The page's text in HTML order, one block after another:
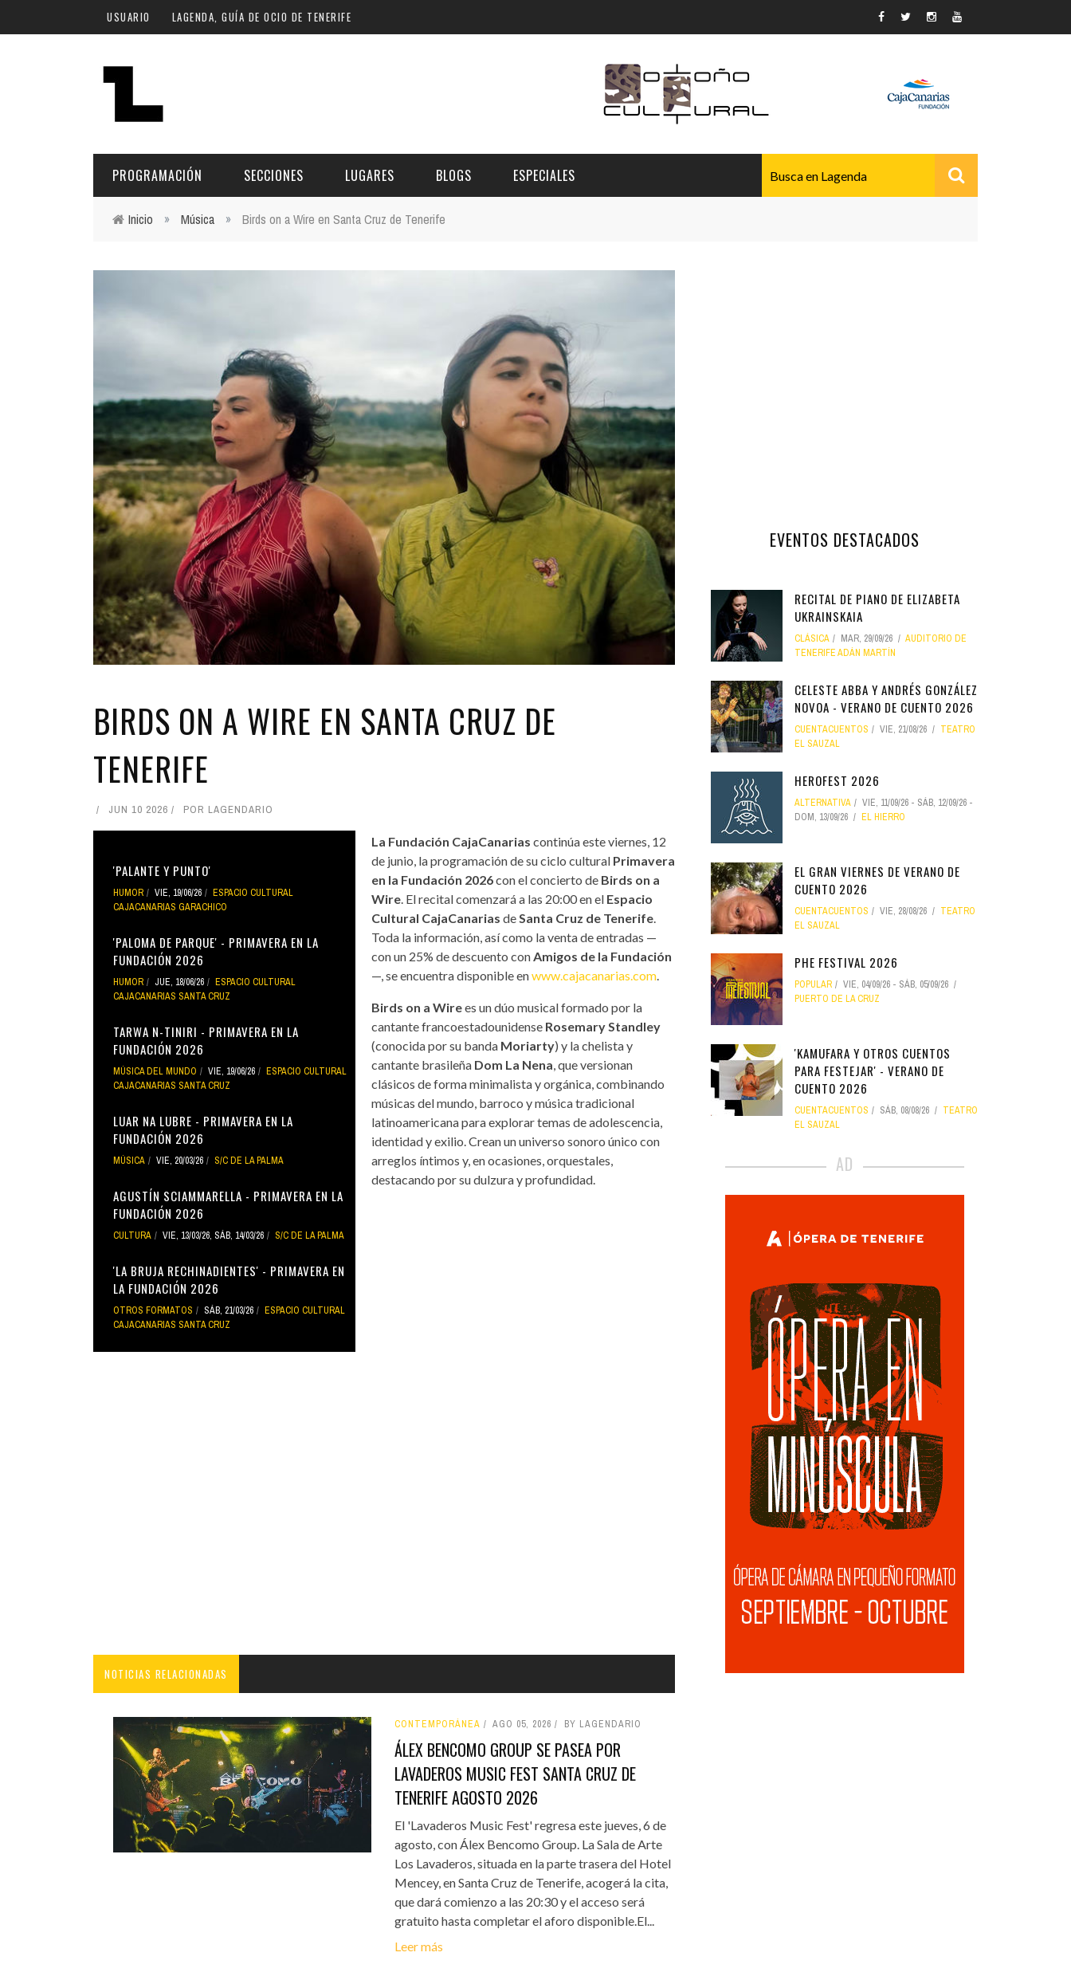
Pasar al contenido principal
USUARIO LAGENDA, GUÍA DE OCIO DE TENERIFE
PROGRAMACIÓN
Santa Cruz | La Laguna
Islas
Gastro
Infantil
Música
Escénicas
SECCIONES
INFANTIL
LUGARES
LOCALES CON ACTUACIONES
COMERCIO
GASTRO
FORMATIVO
BLOGS ESPECIALES
XXVII VERANO DE CUENTO
Inicio » Música » Birds on a Wire en Santa Cruz de Tenerife
BIRDS ON A WIRE EN SANTA CRUZ DE
TENERIFE
JUN 10 2026 POR LAGENDARIO
'PALANTE Y PUNTO'
HUMOR VIE, 19/06/26
ESPACIO CULTURAL
CAJACANARIAS GARACHICO
'PALOMA DE PARQUE' - PRIMAVERA EN LA
FUNDACIÓN 2026
HUMOR JUE, 18/06/26
ESPACIO CULTURAL
CAJACANARIAS SANTA CRUZ
TARWA N-TINIRI - PRIMAVERA EN LA
FUNDACIÓN 2026
MÚSICA DEL MUNDO VIE, 19/06/26
ESPACIO CULTURAL
CAJACANARIAS SANTA CRUZ
LUAR NA LUBRE - PRIMAVERA EN LA
FUNDACIÓN 2026
MÚSICA VIE, 20/03/26 S/C DE LA PALMA
AGUSTÍN SCIAMMARELLA - PRIMAVERA EN LA
FUNDACIÓN 2026
CULTURA VIE, 13/03/26, SÁB, 14/03/26 S/C DE LA PALMA
'LA BRUJA RECHINADIENTES' - PRIMAVERA EN
LA FUNDACIÓN 2026
OTROS FORMATOS SÁB, 21/03/26
ESPACIO CULTURAL
CAJACANARIAS SANTA CRUZ
La Fundación CajaCanarias continúa este viernes, 12
de junio, la programación de su ciclo cultural Primavera
en la Fundación 2026con el concierto de Birds on a
Wire. El recital comenzará a las 20:00 en el Espacio
Cultural CajaCanarias de Santa Cruz de Tenerife.
Toda la información, así como la venta de entradas —
con un 25% de descuento con Amigos de la Fundación
—, se encuentra disponible enwww.cajacanarias.com.
Birds on a Wirees un dúo musical formado por la
cantante francoestadounidense Rosemary Standley
(conocida por su banda Moriarty) y la chelista y
cantante brasileña Dom La Nena , que versionan
clásicos de forma minimalista y orgánica, combinando
músicas del mundo, barroco y música tradicional
latinoamericana para explorar temas de adolescencia,
identidad y exilio. Crean un universo sonoro único con
arreglos íntimos y, en ocasiones, orquestales,
destacando por su dulzura y profundidad.
NOTICIAS RELACIONADAS
CONTEMPORÁNEA AGO 05, 2026 BY LAGENDARIO
ÁLEX BENCOMO GROUP SE PASEA POR
LAVADEROS MUSIC FEST SANTA CRUZ DE
TENERIFE AGOSTO 2026
El 'Lavaderos Music Fest' regresa este jueves, 6 de
agosto, con Álex Bencomo Group. La Sala de Arte
Los Lavaderos, situada en la parte trasera del Hotel
Mencey, en Santa Cruz de Tenerife, acogerá la cita,
que dará comienzo a las 20:30 y el acceso será
gratuito hasta completar el aforo disponible.El...
Leer más
EVENTOS DESTACADOS
RECITAL DE PIANO DE ELIZABETA
UKRAINSKAIA
CLÁSICA MAR, 29/09/26
AUDITORIO DE
TENERIFE ADÁN MARTÍN
CELESTE ABBA Y ANDRÉS GONZÁLEZ
NOVOA - VERANO DE CUENTO 2026
CUENTACUENTOS VIE, 21/08/26
TEATRO
EL SAUZAL
HEROFEST 2026
ALTERNATIVA VIE, 11/09/26 - SÁB, 12/09/26 -
DOM, 13/09/26
EL HIERRO
EL GRAN VIERNES DE VERANO DE
CUENTO 2026
CUENTACUENTOS VIE, 28/08/26
TEATRO
EL SAUZAL
PHE FESTIVAL 2026
POPULAR VIE, 04/09/26 - SÁB, 05/09/26
PUERTO DE LA CRUZ
'KAMUFARA Y OTROS CUENTOS
PARA FESTEJAR' - VERANO DE
CUENTO 2026
CUENTACUENTOS SÁB, 08/08/26
TEATRO
EL SAUZAL
AD